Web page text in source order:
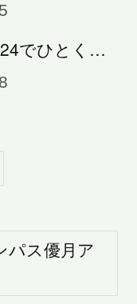
でひとく…
パス優月ア